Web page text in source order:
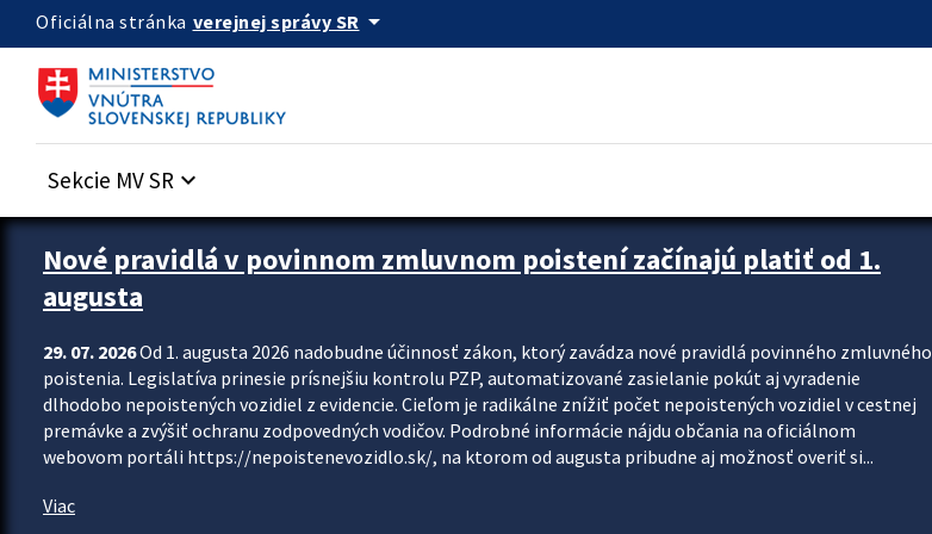
Preskocit na hlavný obsah
Oficiálna stránka verejnej správy SR arrow_drop_down
Sekcie MV SR keyboard_arrow_down
Zastavit automatický posun upútavok
Nové pravidlá v povinnom zmluvnom poistení začínajú platiť od 1.
augusta
29. 07. 2026Od 1. augusta 2026 nadobudne účinnosť zákon, ktorý zavádza nové pravidlá povinného zmluvného
poistenia. Legislatíva prinesie prísnejšiu kontrolu PZP, automatizované zasielanie pokút aj vyradenie
dlhodobo nepoistených vozidiel z evidencie. Cieľom je radikálne znížiť počet nepoistených vozidiel v cestnej
premávke a zvýšiť ochranu zodpovedných vodičov. Podrobné informácie nájdu občania na oficiálnom
webovom portáli https://nepoistenevozidlo.sk/, na ktorom od augusta pribudne aj možnosť overiť si...
Viac